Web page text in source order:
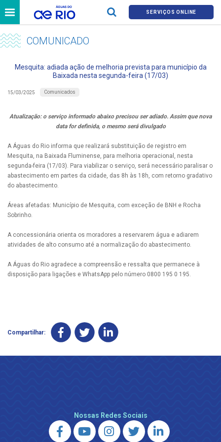
SERVIÇOS ONLINE
COMUNICADO
Mesquita: adiada ação de melhoria prevista para município da
Baixada nesta segunda-feira (17/03)
15/03/2025 Comunicados
Atualização: o serviço informado abaixo precisou ser adiado. Assim que nova
data for definida, o mesmo será divulgado
A Águas do Rio informa que realizará substituição de registro em
Mesquita, na Baixada Fluminense, para melhoria operacional, nesta
segunda-feira (17/03). Para viabilizar o serviço, será necessário paralisar o
abastecimento em partes da cidade, das 8h às 18h, com retorno gradativo
do abastecimento.
Áreas afetadas: Município de Mesquita, com exceção de BNH e Rocha
Sobrinho.
A concessionária orienta os moradores a reservarem água e adiarem
atividades de alto consumo até a normalização do abastecimento.
A Águas do Rio agradece a compreensão e ressalta que permanece à
disposição para ligações e WhatsApp pelo número 0800 195 0 195.
Compartilhar:
Nossas Redes Sociais